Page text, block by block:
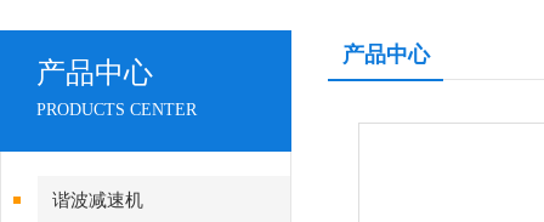
产品中心
PRODUCTS CENTER
谐波减速机
产品中心